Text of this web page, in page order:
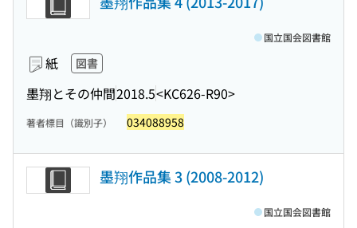
紙 図書
墨翔とその仲間2018.5<KC626-R90>
国立国会図書館
著者標目（識別子） 034088958
墨翔作品集 3 (2008-2012)
国立国会図書館